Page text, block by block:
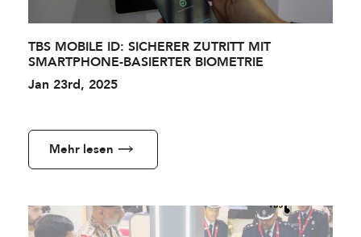
TBS MOBILE ID: SICHERER ZUTRITT MIT
SMARTPHONE-BASIERTER BIOMETRIE
Jan 23rd, 2025
Mehr lesen